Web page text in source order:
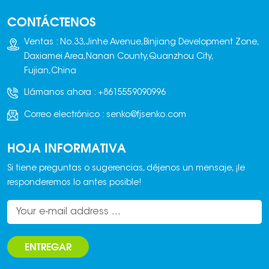
amplitud para lograr
alta densidad y
ahorro energético en
ladrillos reciclados sin
máquina para
fabricar ladrillos a
diversos tipos de
ladrillos reciclados sin
cocción y moldearlos
necesidades.
CONTÁCTENOS
Ventas : No.33,Jinhe Avenue,Binjiang Development Zone,
Daxiamei Area,Nanan County,Quanzhou City,
Fujian,China
Llámanos ahora : +8615559090996
Correo electrónico : senko@fjsenko.com
HOJA INFORMATIVA
Si tiene preguntas o sugerencias, déjenos un mensaje, ¡le
responderemos lo antes posible!
ENTREGAR